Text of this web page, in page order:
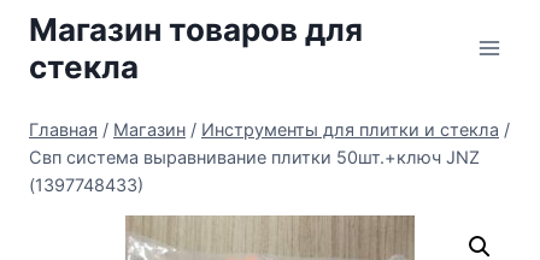
Перейти
содержимому
Магазин товаров для
стекла
Главная / Магазин / Инструменты для плитки и стекла /
Свп система выравнивание плитки 50шт.+ключ JNZ
(1397748433)